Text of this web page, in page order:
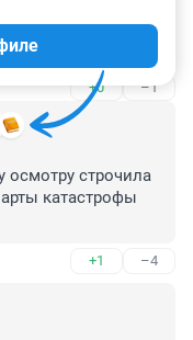
не чем?
+0 –1
строчила
катастрофы
+1 –4